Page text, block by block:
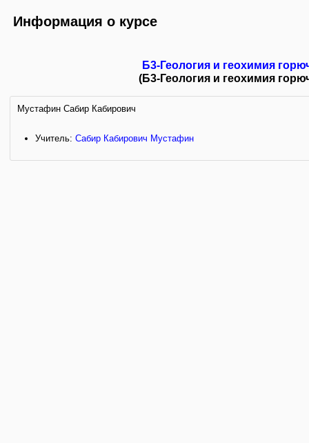
Информация о курсе
Б3-Геология и геохимия
(Б3-Геология и геохимия
Мустафин Сабир Кабирович
Учитель: Сабир Кабирович Мустафин